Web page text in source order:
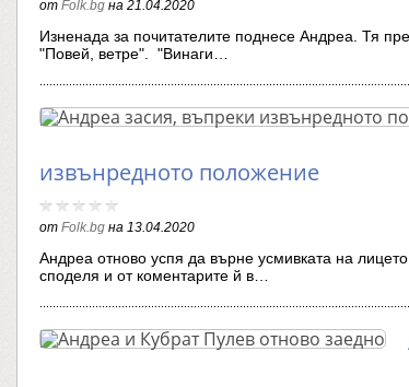
от Folk.bg на 21.04.2020
Изненада за почитателите поднесе Андреа. Тя
"Повей, ветре". "Винаги…
извънредното положение
от Folk.bg на 13.04.2020
Андреа отново успя да върне усмивката на
споделя и от коментарите й в…